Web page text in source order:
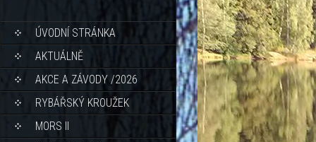
ÚVODNÍ STRÁNKA
AKTUÁLNĚ
AKCE A ZÁVODY /2026
RYBÁŘSKÝ KROUŽEK
MORS II